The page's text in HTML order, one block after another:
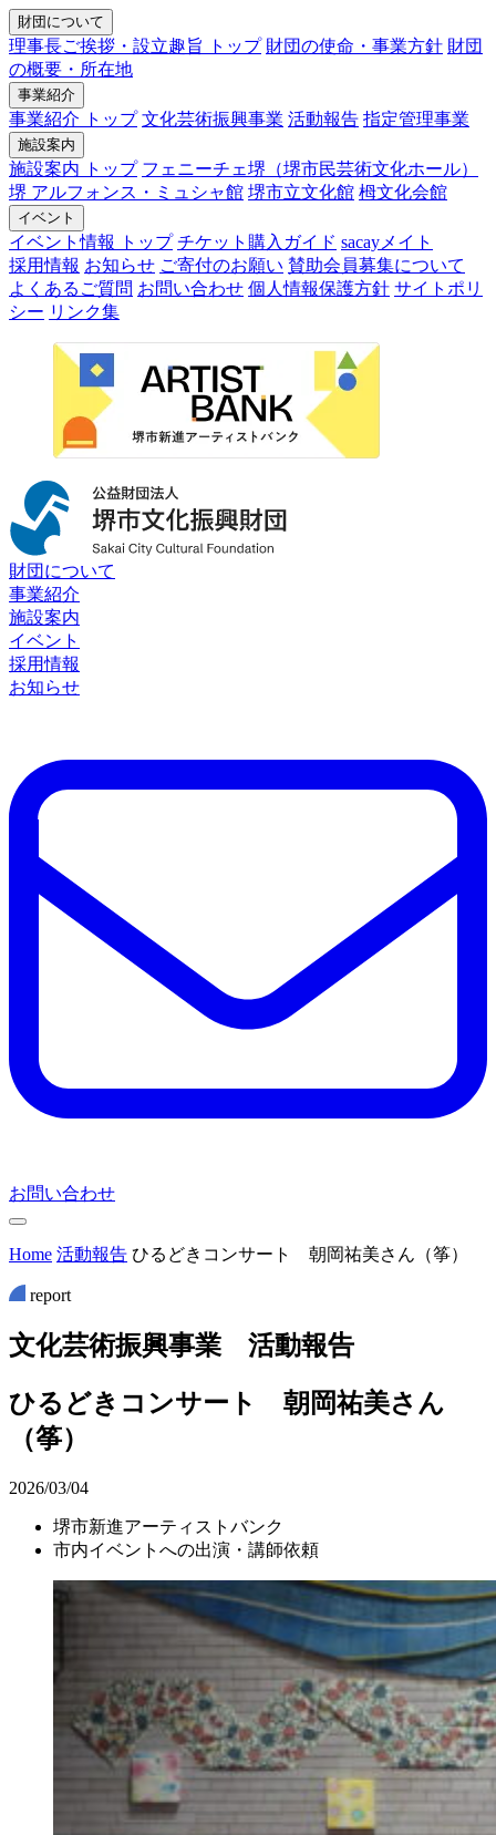
財団について
理事長ご挨拶・設立趣旨 トップ 財団の使命・事業方針 財団
の概要・所在地
事業紹介
事業紹介 トップ 文化芸術振興事業 活動報告 指定管理事業
施設案内
施設案内 トップ フェニーチェ堺（堺市民芸術文化ホール）
堺 アルフォンス・ミュシャ館 堺市立文化館 栂文化会館
イベント
イベント情報 トップ チケット購入ガイド sacayメイト
採用情報 お知らせ ご寄付のお願い 賛助会員募集について
よくあるご質問 お問い合わせ 個人情報保護方針 サイトポリ
シー リンク集
財団について
事業紹介
施設案内
イベント
採用情報
お知らせ
お問い合わせ
Home 活動報告 ひるどきコンサート 朝岡祐美さん（筝）
report
文化芸術振興事業 活動報告
ひるどきコンサート 朝岡祐美さん
（筝）
2026/03/04
堺市新進アーティストバンク
市内イベントへの出演・講師依頼